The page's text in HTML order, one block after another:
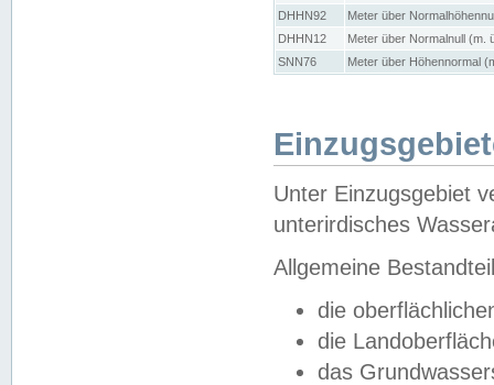
DHHN92
Meter über
DHHN12
Meter über Normalnull (m.
SNN76
Meter über Höhennormal
Unter Einzugsgebiet
unterirdisches
Allgemeine
die
die
das